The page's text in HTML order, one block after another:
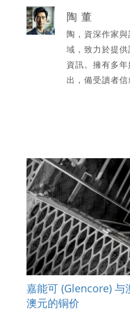
陶 董
陶，資深作家
域，致力於提
資訊。擁有多
出，備受讀者信
嘉能可 (Glencore) 与
澳元的铜价